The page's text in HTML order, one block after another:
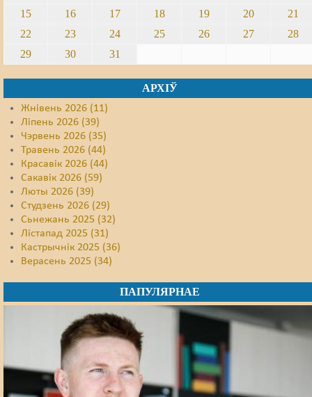
15
16 17 18 19 20
21
22
23 24 25 26 27
28
29
30 31
АРХІЎ
Жнівень 2026 (11)
Ліпень 2026 (39)
Чэрвень 2026 (35)
Травень 2026 (44)
Красавік 2026 (44)
Сакавік 2026 (59)
Люты 2026 (39)
Студзень 2026 (29)
Сьнежань 2025 (32)
Лістапад 2025 (31)
Кастрычнік 2025 (36)
Верасень 2025 (34)
ПАПУЛЯРНАЕ